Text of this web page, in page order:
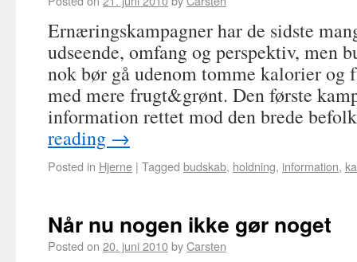
Ernæringskampagner har de sidste
udseende, omfang og perspektiv, men
nok bør gå udenom tomme kalorier og
med mere frugt&grønt. Den første
information rettet mod den brede
reading →
Posted in Hjerne | Tagged budskab, holdning, information,
Når nu nogen ikke gør noget
Posted on 20. juni 2010byCarsten